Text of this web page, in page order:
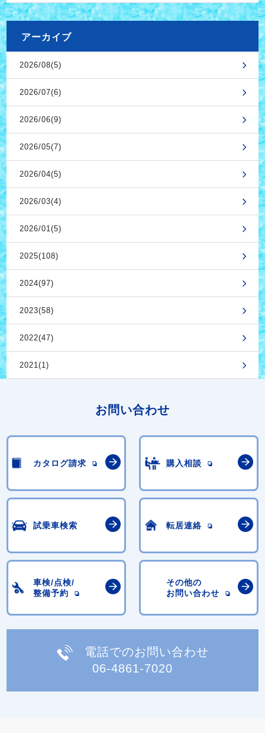
アーカイブ
2026/08(5)
2026/07(6)
2026/06(9)
2026/05(7)
2026/04(5)
2026/03(4)
2026/01(5)
2025(108)
2024(97)
2023(58)
2022(47)
2021(1)
お問い合わせ
カタログ請求 購入相談
試乗車検索 転居連絡
車検/点検/
整備予約
その他の
お問い合わせ
電話でのお問い合わせ
06-4861-7020